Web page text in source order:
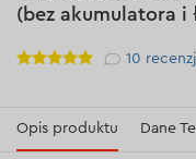
(bez akumulatora i
Рейтинг 10
Opis produktu Dane